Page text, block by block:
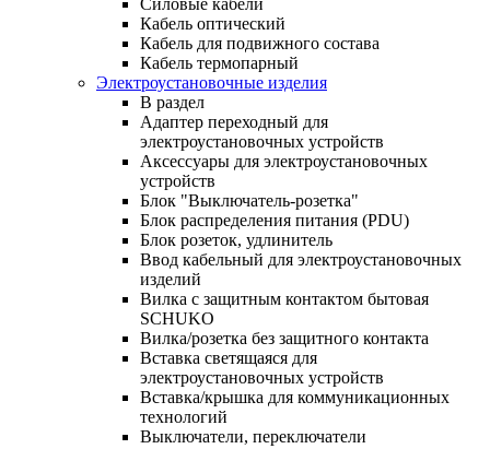
Кабель оптический
Кабель для подвижного состава
Кабель термопарный
Электроустановочные изделия
В раздел
Адаптер переходный для
электроустановочных устройств
Аксессуары для электроустановочных
устройств
Блок "Выключатель-розетка"
Блок распределения питания (PDU)
Блок розеток, удлинитель
Ввод кабельный для электроустановочных
изделий
Вилка с защитным контактом бытовая
SCHUKO
Вилка/розетка без защитного контакта
Вставка светящаяся для
электроустановочных устройств
Вставка/крышка для коммуникационных
технологий
Выключатели, переключатели